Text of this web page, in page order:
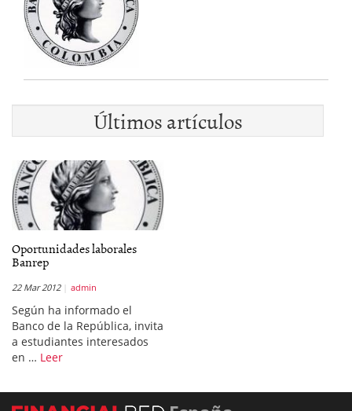
Últimos artículos
Oportunidades laborales
Banrep
22 Mar 2012 admin
Según ha informado el
Banco de la República, invita
a estudiantes interesados
en … Leer